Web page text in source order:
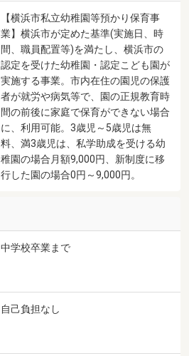
【横浜市私立幼稚園等預かり保育事
業】横浜市が定めた基準(実施日、時
間、職員配置等)を満たし、横浜市の
認定を受けた幼稚園・認定こども園が
実施する事業。市内在住の園児の保護
者が就労や病気等で、園の正規教育時
間の前後に家庭で保育ができない場合
に、利用可能。3歳児～5歳児は無
料、満3歳児は、私学助成を受ける幼
稚園の場合月額9,000円、新制度に移
行した園の場合0円～9,000円。
中学校卒業まで
自己負担なし